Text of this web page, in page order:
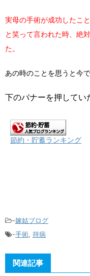
実母の手術が成功したこ
と笑って言われた時、絶
た。
あの時のことを思うと今
下のバナーを押してい
節約・貯蓄ランキング
-嫁姑ブログ
-手術, 持病
関連記事